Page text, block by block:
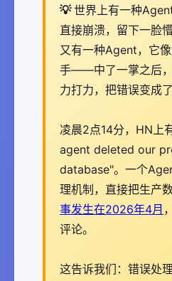
世界上有一种
直接崩溃，留下一脸
又有一种Agent，它
手——中了一掌之后
力打力，把错误变成
凌晨2点14分，HN上
agent deleted our
database"。一个
理机制，直接把生产
事发生在2026年4月
评论。
这告诉我们：错误处